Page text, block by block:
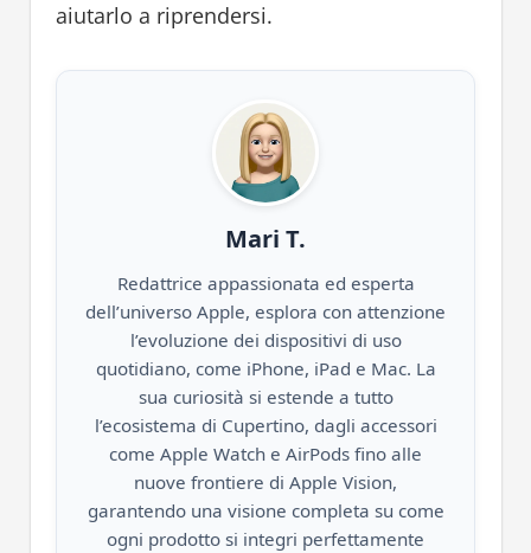
aiutarlo a riprendersi.
Mari T.
Redattrice appassionata ed esperta
dell’universo Apple, esplora con attenzione
l’evoluzione dei dispositivi di uso
quotidiano, come iPhone, iPad e Mac. La
sua curiosità si estende a tutto
l’ecosistema di Cupertino, dagli accessori
come Apple Watch e AirPods fino alle
nuove frontiere di Apple Vision,
garantendo una visione completa su come
ogni prodotto si integri perfettamente